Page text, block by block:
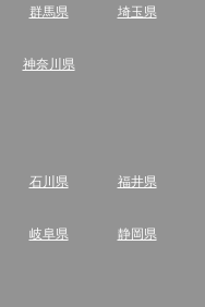
群馬県 埼玉県
神奈川県
石川県 福井県
岐阜県 静岡県